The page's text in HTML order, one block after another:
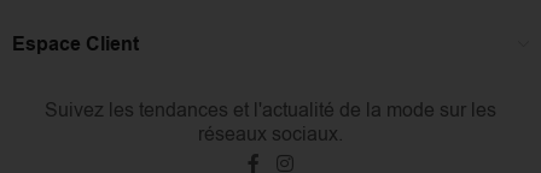
Espace Client
Suivez les tendances et l'actualité de la mode sur les
réseaux sociaux.